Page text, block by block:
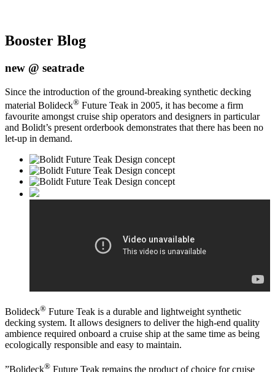
Booster Blog
new @ seatrade
Since the introduction of the ground-breaking synthetic decking
material Bolideck® Future Teak in 2005, it has become a firm
favourite amongst cruise ship operators and designers in particular
and Bolidt’s present orderbook demonstrates that there has been no
let-up in demand.
Bolideck® Future Teak is a durable and lightweight synthetic
decking system. It allows designers to deliver the high-end quality
ambience required onboard a cruise ship at the same time as being
ecologically responsible and easy to maintain.
”Bolideck® Future Teak remains the product of choice for cruise